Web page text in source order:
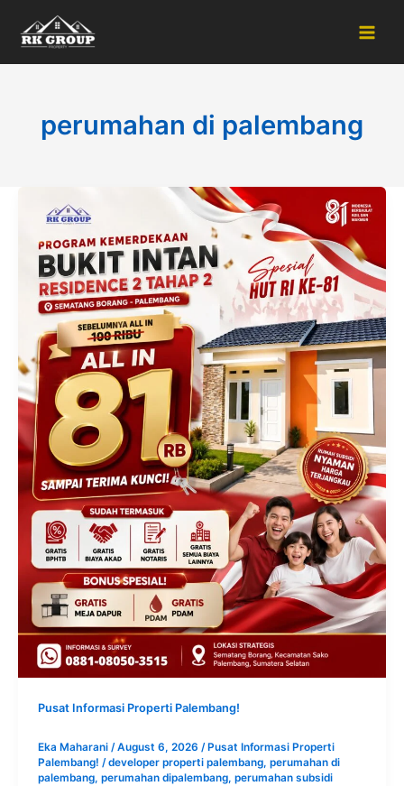
content
perumahan di palembang
Pusat Informasi Properti Palembang!
Eka Maharani /August 6, 2026 / Pusat Informasi Properti
Palembang! /developer properti palembang, perumahan di
palembang, perumahan dipalembang, perumahan subsidi